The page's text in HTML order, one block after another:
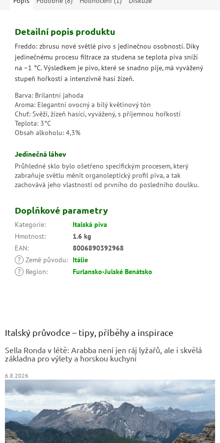
Detailní popis produktu
Freddo: zbrusu nové světlé pivo s jedinečnou osobností. Díky
jedinečnému procesu filtrace za studena se teplota piva sníží
na –1 °C. Výsledkem je pivo, které se snadno pije, má vyvážený
stupeň hořkosti a intenzivně hasí žízeň.
Barva: Brilantní jahoda
Aroma: Elegantní ovocný a bílý květinový tón
Chuť: Svěží, žízeň hasící, vyvážený, s příjemnou hořkostí
Teplota: 3°C
Obsah alkoholu: 4,3%
Jedinečná láhev
Průhledné sklo bylo ošetřeno specifickým procesem, který
zabraňuje světlu měnit organoleptický profil piva, a tak
zachovává jeho vlastnosti od prvního do posledního doušku.
Doplňkové parametry
Kategorie:
Italská piva
Hmotnost:
1.6 kg
EAN:
8006890392968
? Země původu:
Itálie
?
Region: Furlansko-Julské Benátsko
Italský průvodce – tipy, příběhy a inspirace
Sella Ronda v létě: Arabba není jen ráj lyžařů, ale i skvělá
základna pro výlety a horskou kuchyni
6.8.2026